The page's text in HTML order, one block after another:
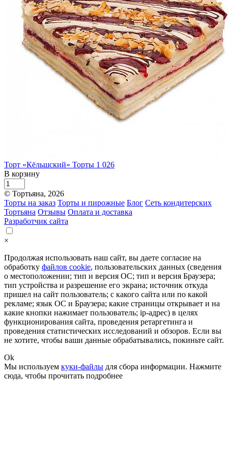
Торт «Кёльшский» Торты 1 026
В корзину
© Тортьяна, 2026
Торты на заказ Торты и пирожные Блог Сеть кондитерских
Тортьяна Отзывы Оплата и доставка
Разработчик сайта
×
Продолжая использовать наш сайт, вы даете согласие на
обработку файлов cookie, пользовательских данных (сведения
о местоположении; тип и версия ОС; тип и версия Браузера;
тип устройства и разрешение его экрана; источник откуда
пришел на сайт пользователь; с какого сайта или по какой
рекламе; язык ОС и Браузера; какие страницы открывает и на
какие кнопки нажимает пользователь; ip-адрес) в целях
функционирования сайта, проведения ретаргетинга и
проведения статистических исследований и обзоров. Если вы
не хотите, чтобы ваши данные обрабатывались, покиньте сайт.
Ok
Мы используем куки-файлы для сбора информации. Нажмите
сюда, чтобы прочитать подробнее